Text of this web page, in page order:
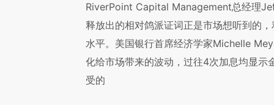
RiverPoint Capital Management总经理
释放出的相对鸽派证词正是市场想听到的
水平。美国银行首席经济学家Michelle
化给市场带来的波动，过往4次加息均显示
受的